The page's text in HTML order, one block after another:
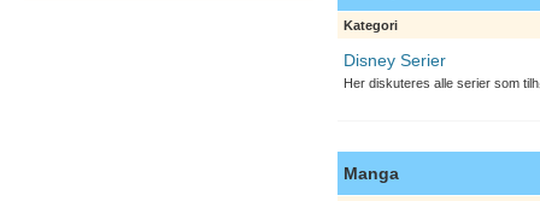
Kategori
Disney Serier
Her diskuteres alle serier som
Manga